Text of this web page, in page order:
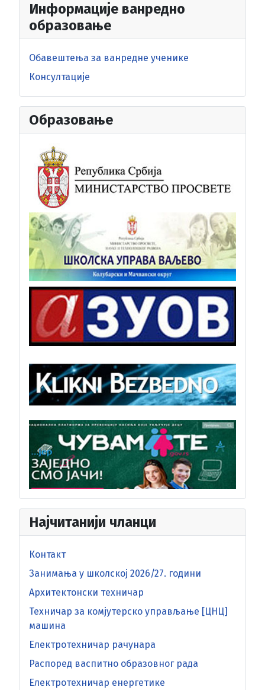
Информације ванредно
образовање
Обавештења за ванредне ученике
Консултације
Образовање
Најчитанији чланци
Контакт
Занимања у школској 2026/27. години
Архитектонски техничар
Техничар за комјутерско управљање [ЦНЦ]
машина
Електротехничар рачунара
Распоред васпитно образовног рада
Електротехничар енергетике